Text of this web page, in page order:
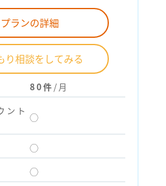
プランの詳細
り相談をしてみる
80件 /月
ント
◯
◯
◯